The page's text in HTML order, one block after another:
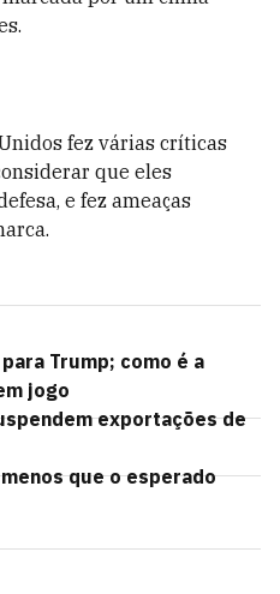
fez várias críticas
que eles
e fez ameaças
Trump; como é a
jogo
exportações de
que o esperado